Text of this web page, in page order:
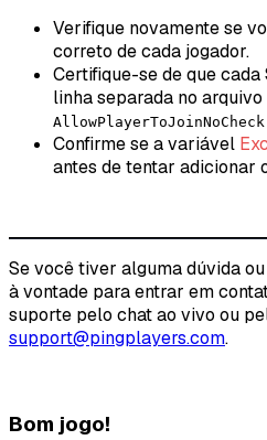
Verifique novamente se
correto de cada jogador.
Certifique-se de que
linha separada no arquivo
Confirme se a variável
antes de tentar adicionar
Se você tiver alguma dúvida
à vontade para entrar em
suporte pelo chat ao vivo ou
support@pingplayers.com.
Bom jogo!